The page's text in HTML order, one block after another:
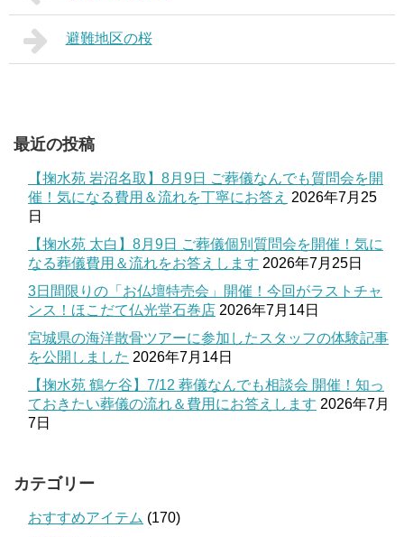
避難地区の桜
最近の投稿
【掬水苑 岩沼名取】8月9日 ご葬儀なんでも質問会を開
催！気になる費用＆流れを丁寧にお答え 2026年7月25
日
【掬水苑 太白】8月9日 ご葬儀個別質問会を開催！気に
なる葬儀費用＆流れをお答えします 2026年7月25日
3日間限りの「お仏壇特売会」開催！今回がラストチャ
ンス！ほこだて仏光堂石巻店 2026年7月14日
宮城県の海洋散骨ツアーに参加したスタッフの体験記事
を公開しました 2026年7月14日
【掬水苑 鶴ケ谷】7/12 葬儀なんでも相談会 開催！知っ
ておきたい葬儀の流れ＆費用にお答えします 2026年7月
7日
カテゴリー
おすすめアイテム (170)